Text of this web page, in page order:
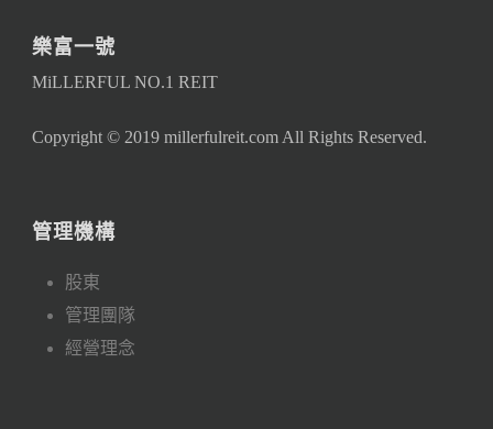
樂富一號
MiLLERFUL NO.1 REIT
Copyright © 2019 millerfulreit.com All Rights Reserved.
管理機構
股東
管理團隊
經營理念